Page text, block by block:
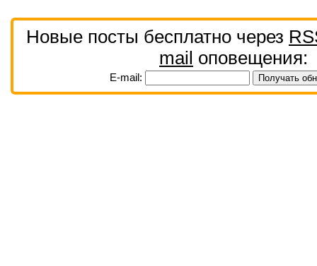
Новые посты бесплатно через
mail оповещения:
E-mail: